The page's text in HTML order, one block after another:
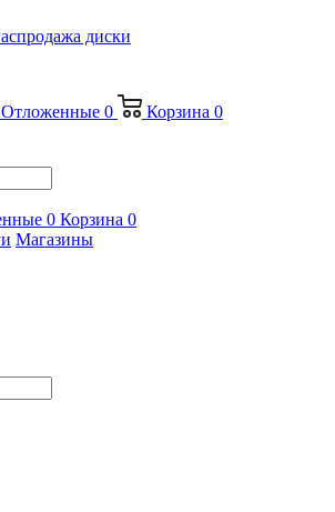
диски
Отложенные 0 Корзина 0
0 Корзина 0
Магазины